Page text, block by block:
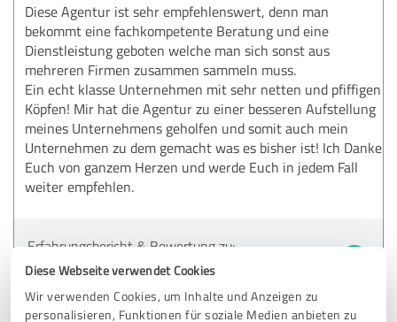
Diese Webseite verwendet Cookies
Wir verwenden Cookies, um Inhalte und Anzeigen zu
personalisieren, Funktionen für soziale Medien anbieten zu
Diese Agentur ist sehr empfehlenswert, denn man
bekommt eine fachkompetente Beratung und eine
Dienstleistung geboten welche man sich sonst aus
mehreren Firmen zusammen sammeln muss.
Ein echt klasse Unternehmen mit sehr netten und pfiffigen
Köpfen! Mir hat die Agentur zu einer besseren Aufstellung
meines Unternehmens geholfen und somit auch mein
Unternehmen zu dem gemacht was es bisher ist! Ich Danke
Euch von ganzem Herzen und werde Euch in jedem Fall
weiter empfehlen.
Erfahrungsbericht & Bewertung zu:
Bezirksdirektion Hermanns & Kollegen
21.06.2018 Anonym